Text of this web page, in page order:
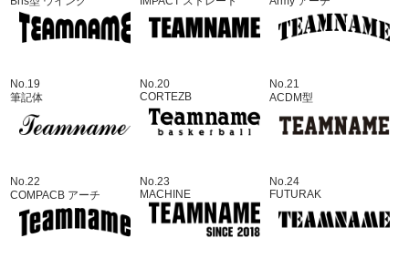
No.19
筆記体
No.20
CORTEZB
No.21
ACDM型
No.22
COMPACB アーチ
No.23
MACHINE
No.24
FUTURAK